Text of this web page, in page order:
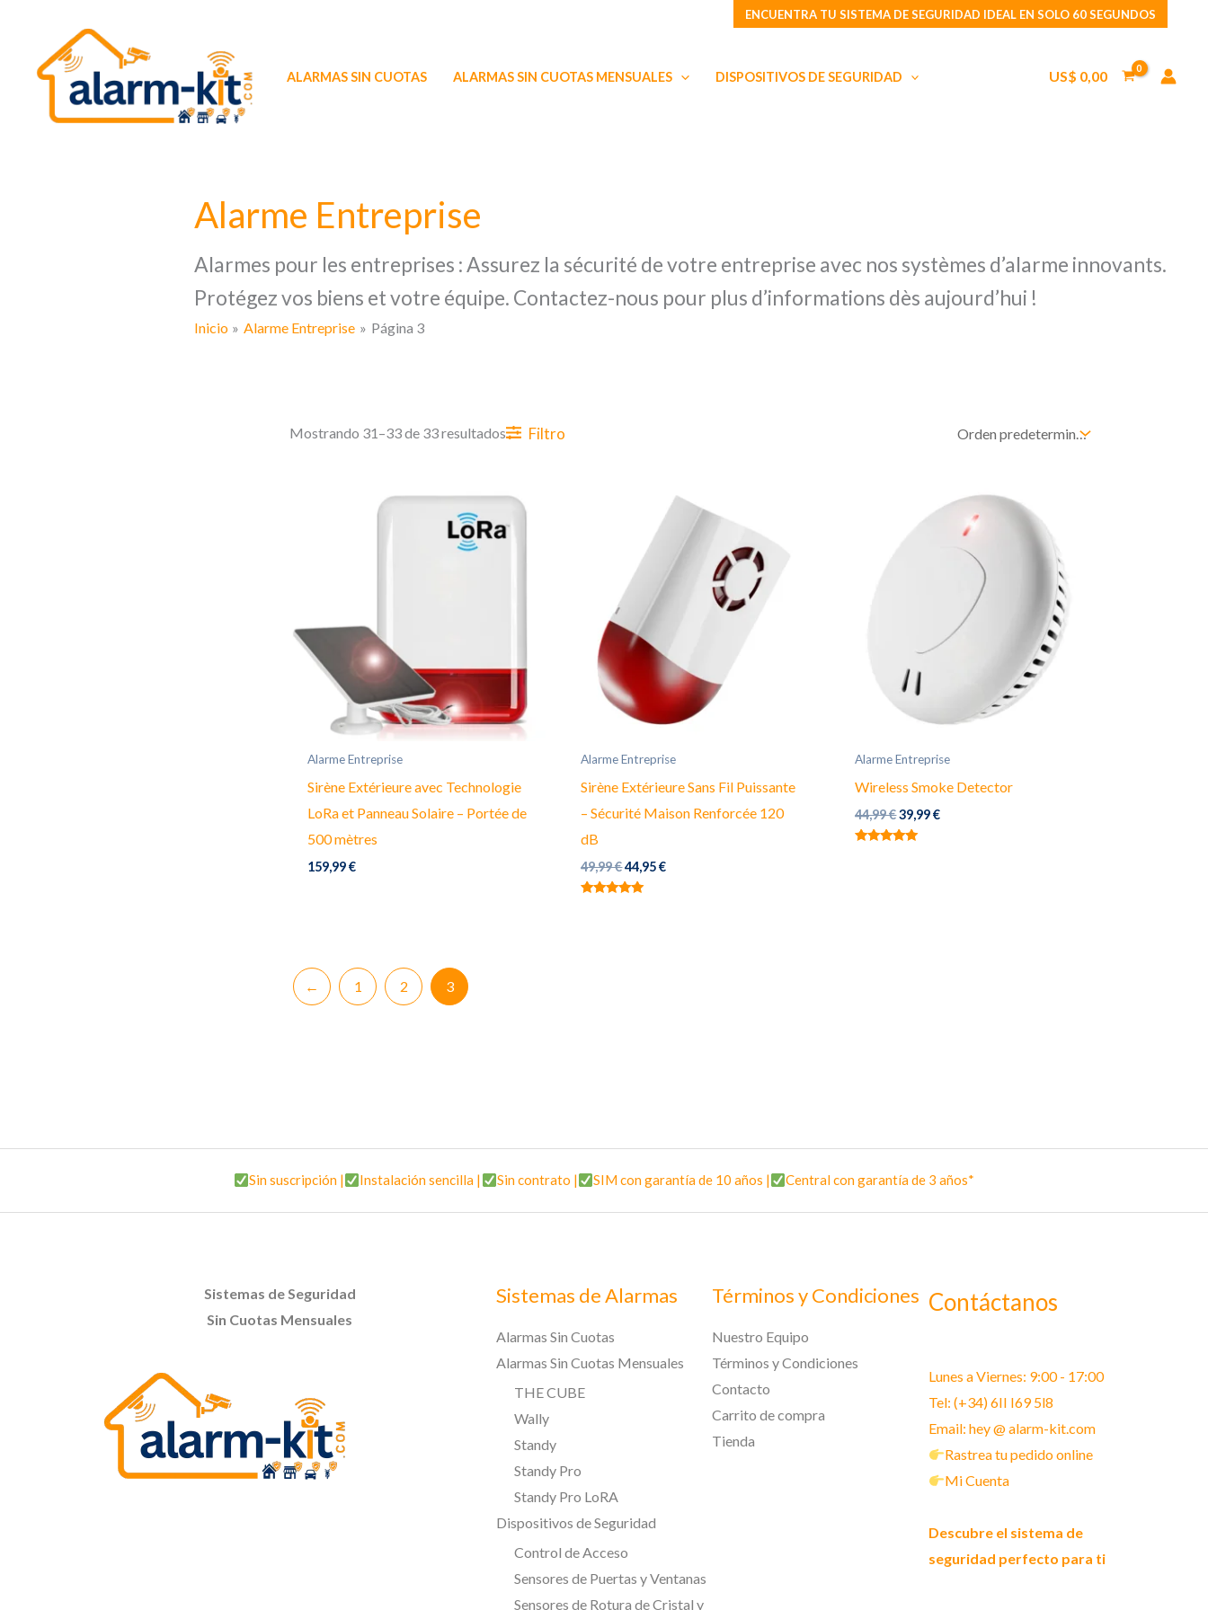
contenido
ENCUENTRA TU SISTEMA DE SEGURIDAD IDEAL EN SOLO 60 SEGUNDOS
ALARMAS SIN CUOTAS ALARMAS SIN CUOTAS MENSUALES DISPOSITIVOS DE SEGURIDAD US$ 0,00
Alarme Entreprise
Alarmes pour les entreprises : Assurez la sécurité de votre entreprise avec nos systèmes d’alarme innovants.
Protégez vos biens et votre équipe. Contactez-nous pour plus d’informations dès aujourd’hui !
Inicio Alarme Entreprise Página 3
Mostrando 31–33 de 33 resultados Filtro
Alarme Entreprise
Sirène Extérieure avec Technologie
LoRa et Panneau Solaire – Portée de
500 mètres
159,99€
Alarme Entreprise
Sirène Extérieure Sans Fil Puissante
– Sécurité Maison Renforcée 120
dB
49,99€El
precio
original
44,95€El
Alarme Entreprise
Wireless Smoke Detector
44,99€El
precio
original
39,99€El
← 1 2 3
Sin suscripción | Instalación sencilla | Sin contrato | SIM con garantía de 10 años | Central con garantía de 3 años*
Sistemas de Seguridad
Sin Cuotas Mensuales
Sistemas de Alarmas
Alarmas Sin Cuotas
Alarmas Sin Cuotas Mensuales
THE CUBE
Wally
Standy
Standy Pro
Standy Pro LoRA
Dispositivos de Seguridad
Control de Acceso
Sensores de Puertas y Ventanas
Sensores de Rotura de Cristal y
Términos y Condiciones
Nuestro Equipo
Términos y Condiciones
Contacto
Carrito de compra
Tienda
Contáctanos
Lunes a Viernes: 9:00 - 17:00
Tel: (+34) 6II I69 5l8
Email: hey @ alarm-kit.com
Rastrea tu pedido online
Mi Cuenta
Descubre el sistema de
seguridad perfecto para ti